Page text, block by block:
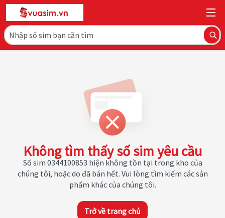
Không tìm thấy số sim yêu cầu
Số sim 0344100853 hiện không tồn tại trong kho của
chúng tôi, hoặc do đã bán hết. Vui lòng tìm kiếm các sản
phẩm khác của chúng tôi.
Trở về trang chủ